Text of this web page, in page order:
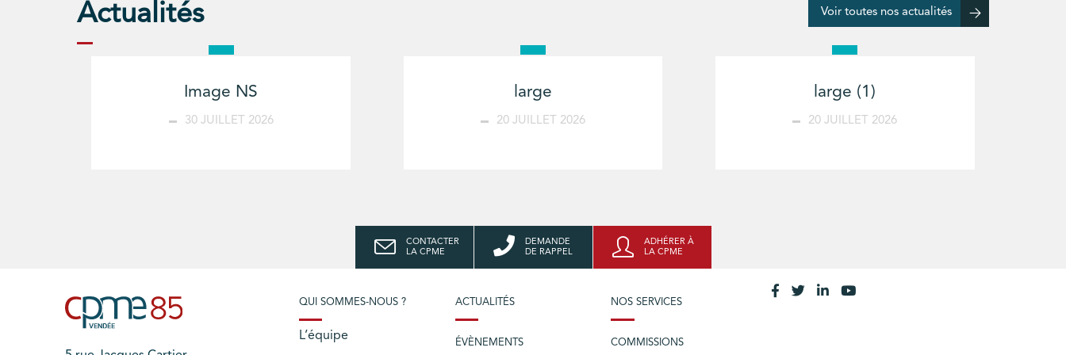
Actualités Voir toutes nos actualités
Image NS
30 JUILLET 2026
large
20 JUILLET 2026
large (1)
20 JUILLET 2026
CONTACTER
LA CPME
DEMANDE
DE RAPPEL
ADHÉRER À
LA CPME
QUI SOMMES-NOUS ?
L’équipe
ACTUALITÉS
ÉVÈNEMENTS
NOS SERVICES
COMMISSIONS